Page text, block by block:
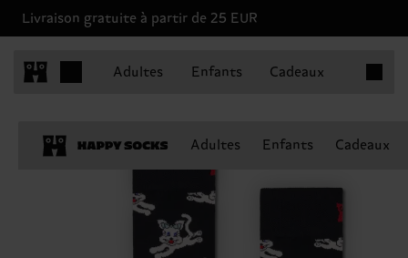
Livraison gratuite à partir de 25 EUR
Adultes Enfants Cadeaux
Adultes Enfants Cadeaux